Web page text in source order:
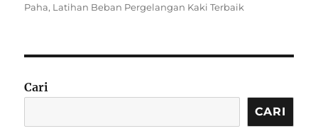
on
Paha, Latihan Beban Pergelangan Kaki Terbaik
Cari
CARI